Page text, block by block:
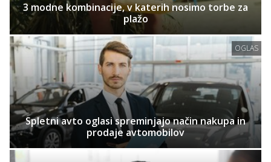
3 modne kombinacije, v katerih nosimo torbe za
plažo
OGLAS
Spletni avto oglasi spreminjajo način nakupa in
prodaje avtomobilov